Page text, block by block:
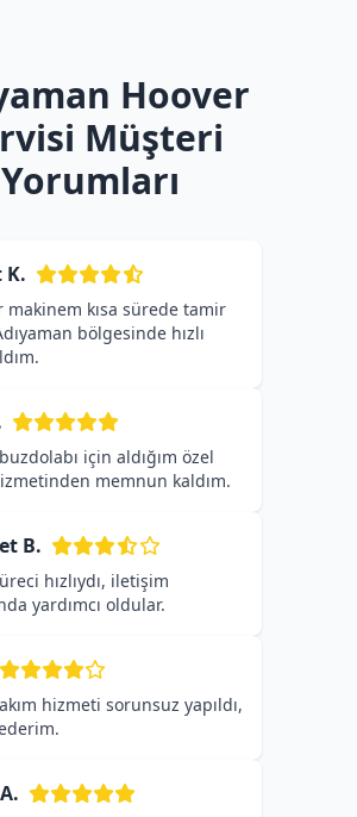
Hoover
Müşteri
Yorumları
K.
makinem kısa sürede tamir
bölgesinde hızlı
için aldığım özel
memnun kaldım.
B.
hızlıydı, iletişim
yardımcı oldular.
hizmeti sorunsuz yapıldı,